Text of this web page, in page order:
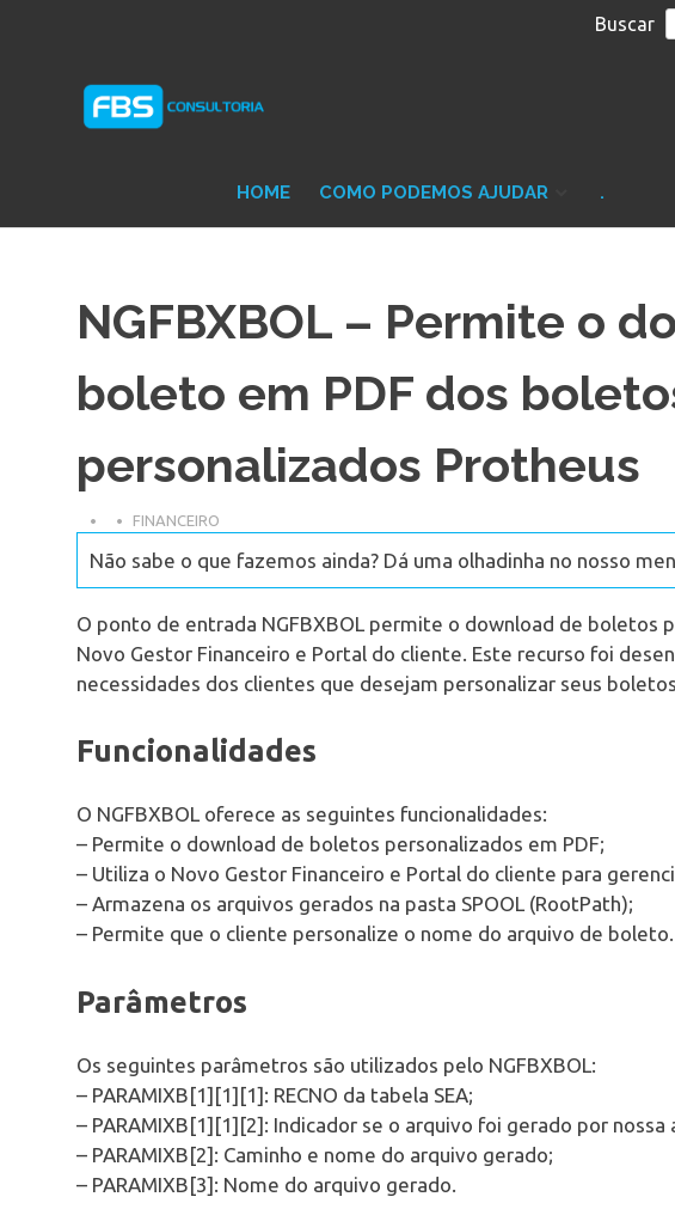
Buscar
Protheus
TOTVS
HOME COMO PODEMOS AJUDAR .
NGFBXBOL – Permite o
boleto em PDF dos
personalizados Protheus
FINANCEIRO
Não sabe o que fazemos ainda? Dá uma olhadinha no nosso
O ponto de entrada NGFBXBOL permite o download de boletos
Novo Gestor Financeiro e Portal do cliente. Este recurso foi
necessidades dos clientes que desejam personalizar seus
Funcionalidades
O NGFBXBOL oferece as seguintes funcionalidades:
– Permite o download de boletos personalizados em PDF;
– Utiliza o Novo Gestor Financeiro e Portal do cliente para
– Armazena os arquivos gerados na pasta SPOOL (RootPath);
– Permite que o cliente personalize o nome do arquivo de boleto.
Parâmetros
Os seguintes parâmetros são utilizados pelo NGFBXBOL:
– PARAMIXB[1][1][1]: RECNO da tabela SEA;
– PARAMIXB[1][1][2]: Indicador se o arquivo foi gerado por nossa
– PARAMIXB[2]: Caminho e nome do arquivo gerado;
– PARAMIXB[3]: Nome do arquivo gerado.